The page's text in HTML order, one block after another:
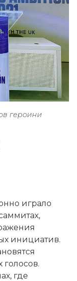
героини
играло
инициатив.
где